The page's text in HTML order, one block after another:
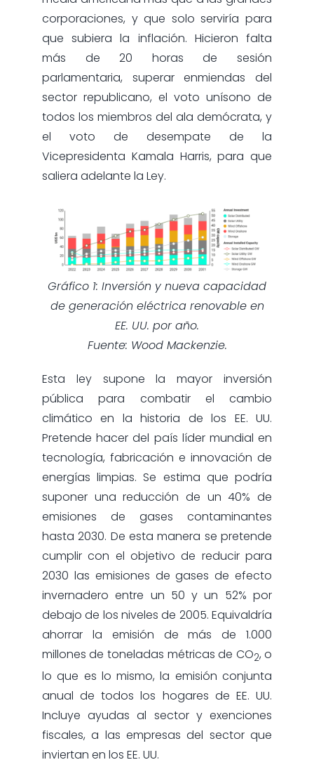
corporaciones, y que solo serviría para
que subiera la inflación. Hicieron falta
más de 20 horas de sesión
parlamentaria, superar enmiendas del
sector republicano, el voto unísono de
todos los miembros del ala demócrata, y
el voto de desempate de la
Vicepresidenta Kamala Harris, para que
saliera adelante la Ley.
Gráfico 1: Inversión y nueva capacidad
de generación eléctrica renovable en
EE. UU. por año.
Fuente: Wood Mackenzie.
Esta ley supone la mayor inversión
pública para combatir el cambio
climático en la historia de los EE. UU.
Pretende hacer del país líder mundial en
tecnología, fabricación e innovación de
energías limpias. Se estima que podría
suponer una reducción de un 40% de
emisiones de gases contaminantes
hasta 2030. De esta manera se pretende
cumplir con el objetivo de reducir para
2030 las emisiones de gases de efecto
invernadero entre un 50 y un 52% por
debajo de los niveles de 2005. Equivaldría
ahorrar la emisión de más de 1.000
millones de toneladas métricas de CO2, o
lo que es lo mismo, la emisión conjunta
anual de todos los hogares de EE. UU.
Incluye ayudas al sector y exenciones
fiscales, a las empresas del sector que
inviertan en los EE. UU.